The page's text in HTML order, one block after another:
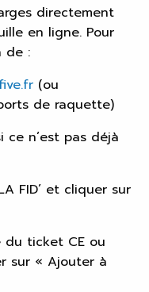
directement
en ligne. Pour
de :
(ou
de raquette)
ce n’est pas déjà
FID’ et cliquer sur
du ticket CE ou
sur « Ajouter à